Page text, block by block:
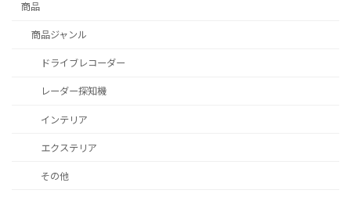
商品
商品ジャンル
ドライブレコーダー
レーダー探知機
インテリア
エクステリア
その他